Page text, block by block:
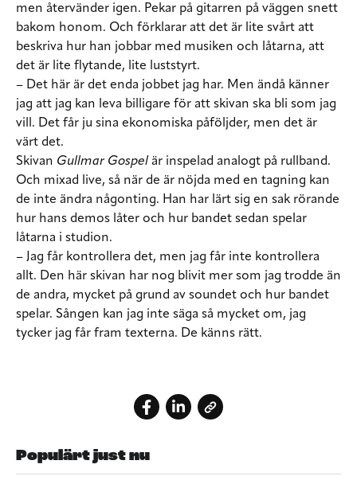
men återvänder igen. Pekar på gitarren på väggen snett
bakom honom. Och förklarar att det är lite svårt att
beskriva hur han jobbar med musiken och låtarna, att
det är lite flytande, lite luststyrt.
– Det här är det enda jobbet jag har. Men ändå känner
jag att jag kan leva billigare för att skivan ska bli som jag
vill. Det får ju sina ekonomiska påföljder, men det är
värt det.
Skivan Gullmar Gospel är inspelad analogt på rullband.
Och mixad live, så när de är nöjda med en tagning kan
de inte ändra någonting. Han har lärt sig en sak rörande
hur hans demos låter och hur bandet sedan spelar
låtarna i studion.
– Jag får kontrollera det, men jag får inte kontrollera
allt. Den här skivan har nog blivit mer som jag trodde än
de andra, mycket på grund av soundet och hur bandet
spelar. Sången kan jag inte säga så mycket om, jag
tycker jag får fram texterna. De känns rätt.
Populärt just nu